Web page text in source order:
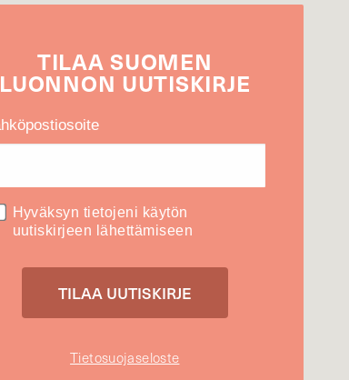
TILAASUOMEN
LUONNON UUTIS­KIRJE
Hyväksyn tietojeni käytön
uutiskirjeen lähettämiseen
Tietosuojaseloste